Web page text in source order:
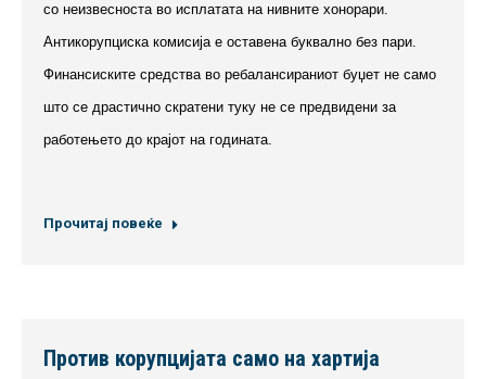
со неизвесноста во исплатата на нивните хонорари.
Антикорупциска комисија е оставена буквално без пари.
Финансиските средства во ребалансираниот буџет не само
што се драстично скратени туку не се предвидени за
работењето до крајот на годината.
Прочитај повеќе
Против корупцијата само на хартија